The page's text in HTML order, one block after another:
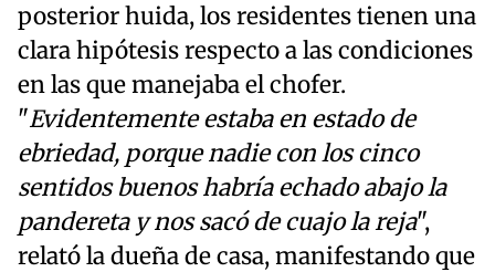
posterior huida, los residentes tienen una
clara hipótesis respecto a las condiciones
en las que manejaba el chofer.
"Evidentemente estaba en estado de
ebriedad, porque nadie con los cinco
sentidos buenos habría echado abajo la
pandereta y nos sacó de cuajo la reja",
relató la dueña de casa, manifestando que